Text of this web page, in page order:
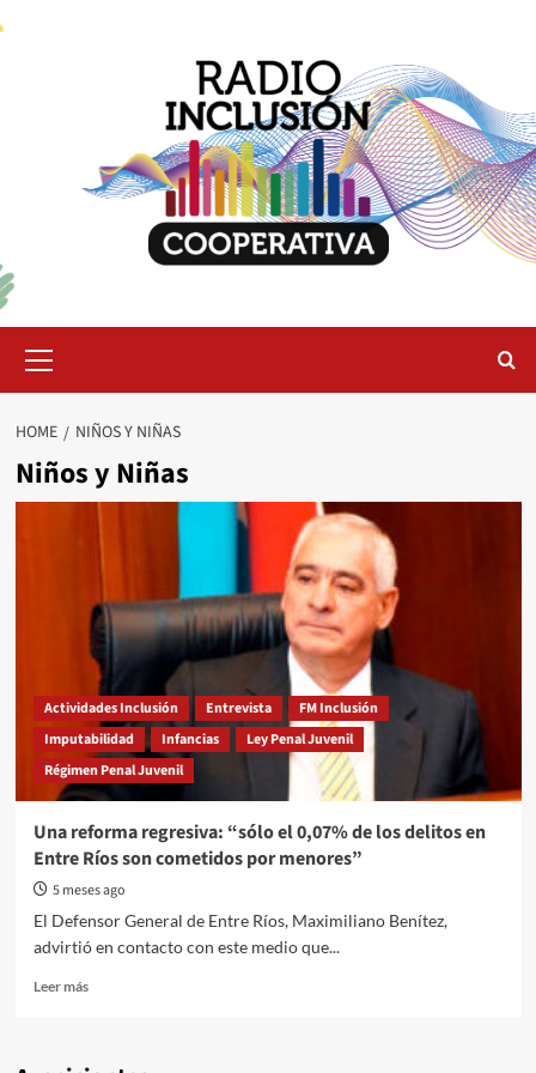
Menu
HOME NIÑOS Y NIÑAS
Niños y Niñas
Actividades Inclusión Entrevista
FM Inclusión
Imputabilidad
Infancias
Ley Penal Juvenil
Régimen Penal Juvenil
Una reforma regresiva: “sólo el 0,07% de los delitos en
Entre Ríos son cometidos por menores”
5 meses ago
El Defensor General de Entre Ríos, Maximiliano Benítez,
advirtió en contacto con este medio que...
Leer másRead